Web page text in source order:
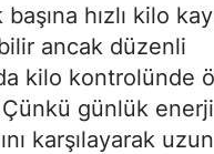
hızlı kilo
ancak düzenli
kilo kontrolünde
günlük enerji
karşılayarak